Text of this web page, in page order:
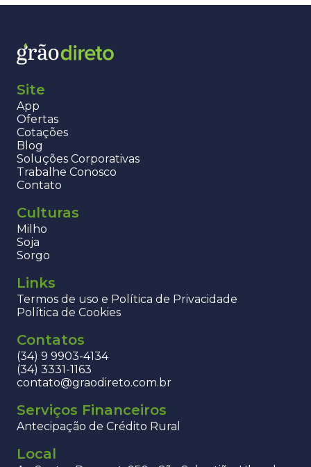
Site
App
Ofertas
Cotações
Blog
Soluções Corporativas
Trabalhe Conosco
Contato
Culturas
Milho
Soja
Sorgo
Links
Termos de uso e Política de Privacidade
Política de Cookies
Contatos
(34) 9 9903-4134
(34) 3331-1163
contato@graodireto.com.br
Serviços Financeiros
Antecipação de Crédito Rural
Local